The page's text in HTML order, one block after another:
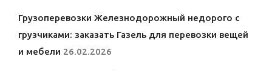
Грузоперевозки Железнодорожный недорого с
грузчиками: заказать Газель для перевозки вещей
и мебели 26.02.2026